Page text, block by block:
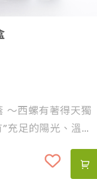
〜西螺有著得天獨
充足的陽光、溫暖
”與獨特菌種培
一番搾』百年釀造